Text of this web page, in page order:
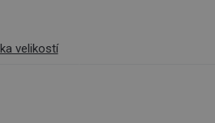
velikostí